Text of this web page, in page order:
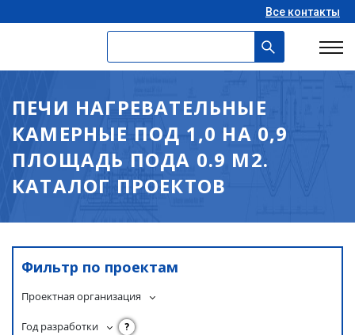
Все контакты
ПЕЧИ НАГРЕВАТЕЛЬНЫЕ
КАМЕРНЫЕ ПОД 1,0 НА 0,9
ПЛОЩАДЬ ПОДА 0.9 М2.
КАТАЛОГ ПРОЕКТОВ
Фильтр по проектам
Проектная организация
Год разработки ?